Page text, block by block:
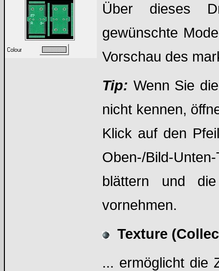
Über dieses
gewünschte
Vorschau des
Tip: Wenn Sie
nicht kennen,
Klick auf den
Oben-/Bild-
blättern und
vornehmen.
Texture
... ermöglicht die